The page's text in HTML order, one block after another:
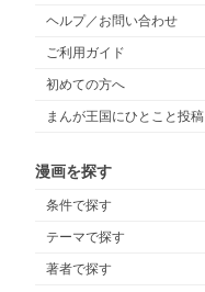
ヘルプ／お問い合わせ
ご利用ガイド
初めての方へ
まんが王国にひとこと投稿
漫画を探す
条件で探す
テーマで探す
著者で探す